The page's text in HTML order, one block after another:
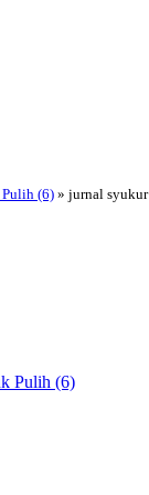
(6) » jurnal
Pulih (6)